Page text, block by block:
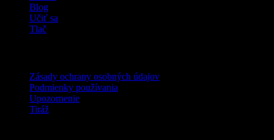
Blog
Učiť sa
Tlač
Zásady ochrany osobných údajov
Podmienky používania
Upozornenie
Tiráž